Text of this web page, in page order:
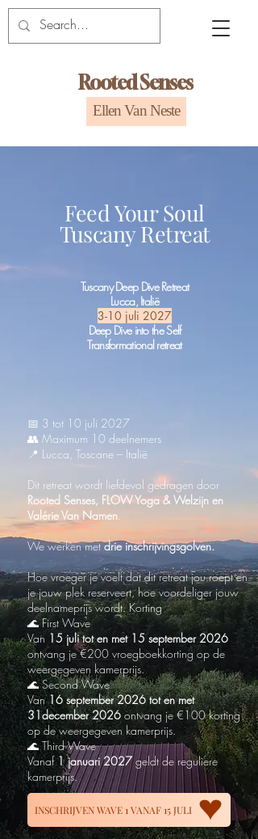
Rooted Senses
Ellen Van Neste
Feed Your Soul
Tuscany Retreat
Tuscany Deep Dive Retreat
Lucca, Italië
3-10 juli 2027
Deep Dive into the Self
Transformational retreat
📅 3 tot 10 juli 2027
👥 Maximum 10 deelnemers
📍 Lucca, Toscane – Italië
Dit retreat wordt liefdevol gedragen door
Rooted Senses, FLOW Yoga & Welzijn en
Valérie Van Namen.
We werken metdrie inschrijvingsgolven.
Hoe vroeger je voelt dat dit retreat jou roept en
je jouw plek reserveert, hoe voordeliger jouw
deelnameprijs wordt. Korting
🌊 First Wave
Van 15 juli tot en met 15 september 2026
ontvang je €200 vroegboekkorting op de
weergegeven kamerprijs.
🌊 Second Wave
Van16 september 2026 tot en met
31december 2026ontvang je €100 korting
op de weergegeven kamerprijs.
🌊 Third Wave
Vanaf1 januari 2027geldt de reguliere
kamerprijs.
INSCHRIJVEN WAVE 1 VANAF 15 JULI